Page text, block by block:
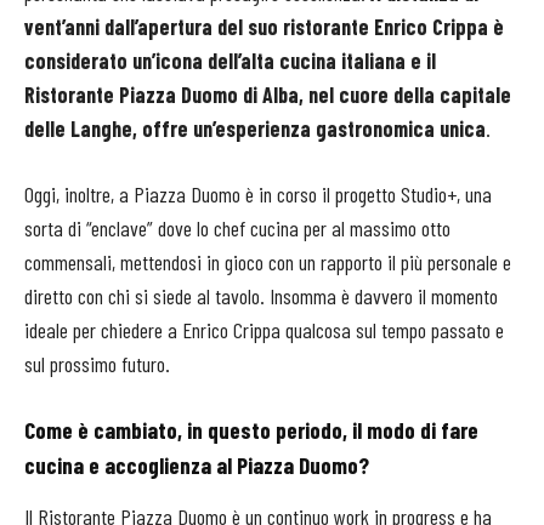
vent’anni dall’apertura del suo ristorante Enrico Crippa è
considerato un’icona dell’alta cucina italiana e il
Ristorante Piazza Duomo di Alba, nel cuore della capitale
delle Langhe, offre un’esperienza gastronomica unica.
Oggi, inoltre, a Piazza Duomo è in corso il progetto Studio+, una
sorta di “enclave” dove lo chef cucina per al massimo otto
commensali, mettendosi in gioco con un rapporto il più personale e
diretto con chi si siede al tavolo. Insomma è davvero il momento
ideale per chiedere a Enrico Crippa qualcosa sul tempo passato e
sul prossimo futuro.
Come è cambiato, in questo periodo, il modo di fare
cucina e accoglienza al Piazza Duomo?
Il Ristorante Piazza Duomo è un continuo work in progress e ha